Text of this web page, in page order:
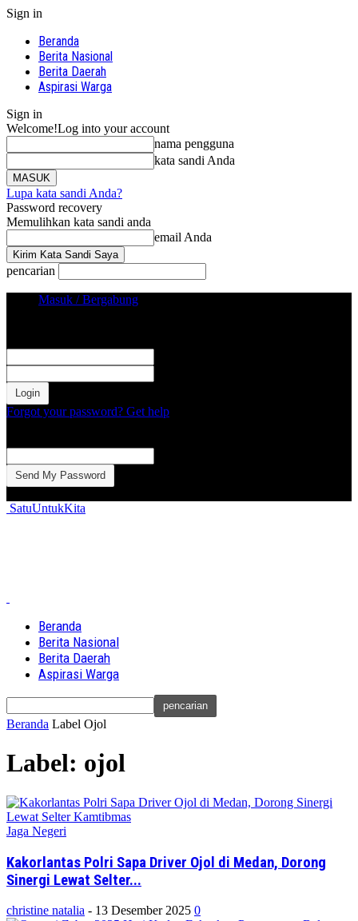
Sign in
Beranda
Berita Nasional
Berita Daerah
Aspirasi Warga
Sign in
Welcome!Log into your account
nama pengguna
kata sandi Anda
Lupa kata sandi Anda?
Password recovery
Memulihkan kata sandi anda
email Anda
pencarian
Masuk / Bergabung
Forgot your password? Get help
SatuUntukKita
Beranda
Berita Nasional
Berita Daerah
Aspirasi Warga
Beranda Label Ojol
Label: ojol
Jaga Negeri
Kakorlantas Polri Sapa Driver Ojol di Medan, Dorong
Sinergi Lewat Selter...
christine natalia - 13 Desember 2025 0